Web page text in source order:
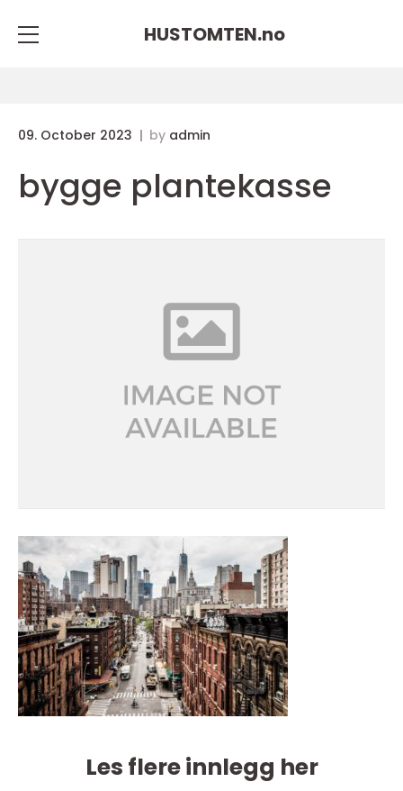
HUSTOMTEN.no
09. October 2023 by admin
bygge plantekasse
Les flere innlegg her